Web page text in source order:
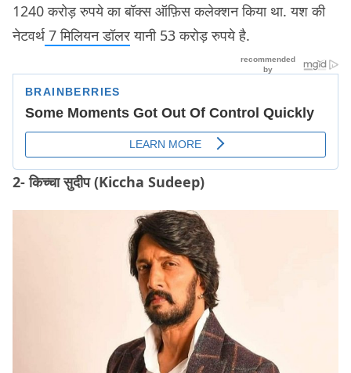
1240 करोड़ रुपये का बॉक्स ऑफ़िस कलेक्शन किया था. यश की
नेटवर्थ 7 मिलियन डॉलरयानी 53 करोड़ रुपये है.
2- किच्चा सुदीप (Kiccha Sudeep)